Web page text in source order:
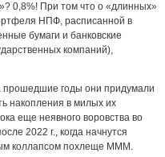
0,8%! При том что о «длинных»
НПФ, расписанной в
бумаги и банковские
компаний),
прошедшие годы они придумали
накопления в милых их
еще неявного воровства во
2022 г., когда начнутся
коллапсом похлеще МММ.